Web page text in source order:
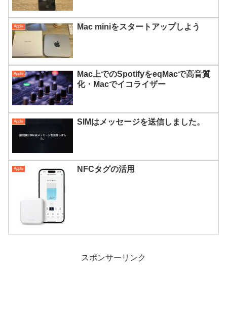
Apple Mac miniをスタートアップしよう
Apple
Mac上でのSpotifyをeqMacで高音質
化・Macでイコライザー
Apple SIMはメッセージを送信しました。
Apple NFCタグの活用
スポンサーリンク